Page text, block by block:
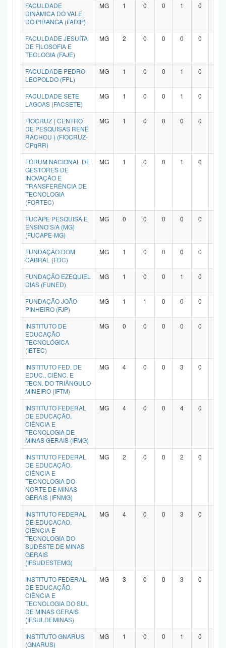
FACULDADE
DINÂMICA DO VALE
DO PIRANGA (FADIP)
MG 1 0 0 1 0
FACULDADE JESUÍTA
DE FILOSOFIA E
TEOLOGIA (FAJE)
MG 2 0 0 0 0
FACULDADE PEDRO
LEOPOLDO (FPL)
MG 1 0 0 1 0
FACULDADE SETE
LAGOAS (FACSETE)
MG 1 0 0 1 0
FIOCRUZ ( CENTRO
DE PESQUISAS RENÉ
RACHOU ) (FIOCRUZ-
CPqRR)
MG 1 0 0 0 0
FÓRUM NACIONAL DE
GESTORES DE
INOVAÇÃO E
TRANSFERÊNCIA DE
TECNOLOGIA
(FORTEC)
MG 1 0 0 1 0
FUCAPE PESQUISA E
ENSINO S/A (MG)
(FUCAPE-MG)
MG 0 0 0 0 0
FUNDAÇÃO DOM
CABRAL (FDC)
MG 1 0 0 0 0
FUNDAÇÃO EZEQUIEL
DIAS (FUNED)
MG 1 0 0 1 0
FUNDAÇÃO JOÃO
PINHEIRO (FJP)
MG 1 1 0 0 0
INSTITUTO DE
EDUCAÇÃO
TECNOLÓGICA
(IETEC)
MG 0 0 0 0 0
INSTITUTO FED. DE
EDUC., CIÊNC. E
TECN. DO TRIÂNGULO
MINEIRO (IFTM)
MG 4 0 0 3 0
INSTITUTO FEDERAL
DE EDUCAÇÃO,
CIÊNCIA E
TECNOLOGIA DE
MINAS GERAIS (IFMG)
MG 4 0 0 4 0
INSTITUTO FEDERAL
DE EDUCAÇÃO,
CIÊNCIA E
TECNOLOGIA DO
NORTE DE MINAS
GERAIS (IFNMG)
MG 2 0 0 2 0
INSTITUTO FEDERAL
DE EDUCACAO,
CIENCIA E
TECNOLOGIA DO
SUDESTE DE MINAS
GERAIS
(IFSUDESTEMG)
MG 4 0 0 3 0
INSTITUTO FEDERAL
DE EDUCAÇÃO,
CIÊNCIA E
TECNOLOGIA DO SUL
DE MINAS GERAIS
(IFSULDEMINAS)
MG 3 0 0 3 0
INSTITUTO GNARUS
(GNARUS)
MG 1 0 0 1 0